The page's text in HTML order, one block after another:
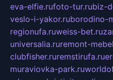
eva-elfie.rufoto-tur.rubiz-
veslo-i-yakor.ruborodino-
regionufa.ruweiss-bet.ru
universalia.ruremont-
clubfisher.ruremstirufa.ru
muraviovka-park.ru